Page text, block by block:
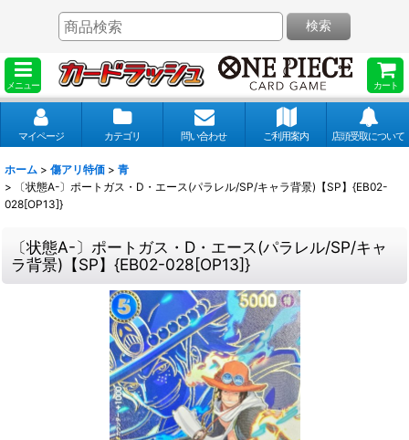
メニュー カート
検索
マイページ カテゴリ 問い合わせ ご利用案内 店頭受取について
ホーム > 傷アリ特価 > 青
>
〔状態A-〕ポートガス・D・エース(パラレル/SP/キャラ背景)【SP】{EB02-
028[OP13]}
〔状態A-〕ポートガス・D・エース(パラレル/SP/キャ
ラ背景)【SP】{EB02-028[OP13]}